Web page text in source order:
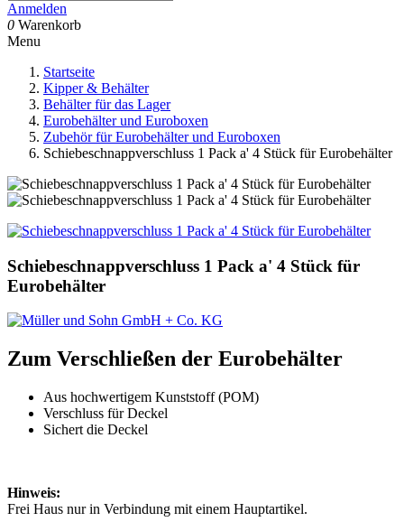
Anmelden
0 Warenkorb
Menu
Startseite
Kipper & Behälter
Behälter für das Lager
Eurobehälter und Euroboxen
Zubehör für Eurobehälter und Euroboxen
Schiebeschnappverschluss 1 Pack a' 4 Stück für Eurobehälter
Schiebeschnappverschluss 1 Pack a' 4 Stück für
Eurobehälter
Zum Verschließen der Eurobehälter
Aus hochwertigem Kunststoff (POM)
Verschluss für Deckel
Sichert die Deckel
Hinweis:
Frei Haus nur in Verbindung mit einem Hauptartikel.